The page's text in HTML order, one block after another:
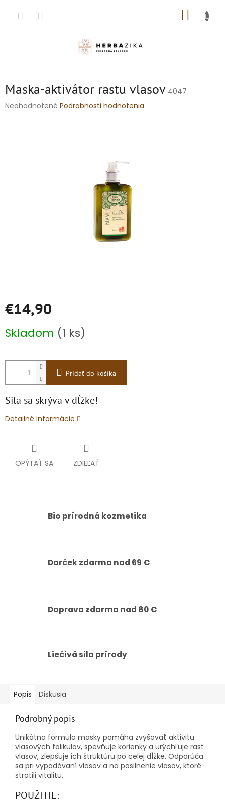
Maska-aktivátor rastu vlasov 4047
Priemerné
Neohodnotené Podrobnosti hodnotenia
€14,90
cena:
Skladom (1 ks)
Pridať do košíka
Sila sa skrýva v dĺžke!
Detailné informácie
OPÝTAŤ SA ZDIEĽAŤ
Bio prírodná kozmetika
Darček zdarma nad 69 €
Doprava zdarma nad 80 €
Liečivá sila prírody
Popis Diskusia
Podrobný popis
Unikátna formula masky pomáha zvyšovať aktivitu
vlasových folikulov, spevňuje korienky a urýchľuje rast
vlasov, zlepšuje ich štruktúru po celej dĺžke. Odporúča
sa pri vypadávaní vlasov a na posilnenie vlasov, ktoré
stratili vitalitu.
POUŽITIE: